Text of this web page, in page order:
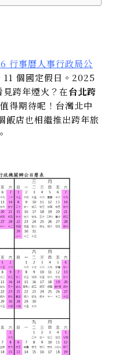
行事曆人事行政局公
11 個國定假日。2025
跨年煙火？在台北跨
得期待呢！台灣北中
飯店也相繼推出跨年旅